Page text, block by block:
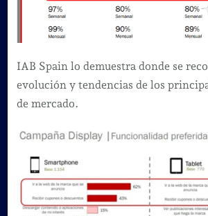
IAB Spain lo demuestra donde se
evolución y tendencias de los
de mercado.